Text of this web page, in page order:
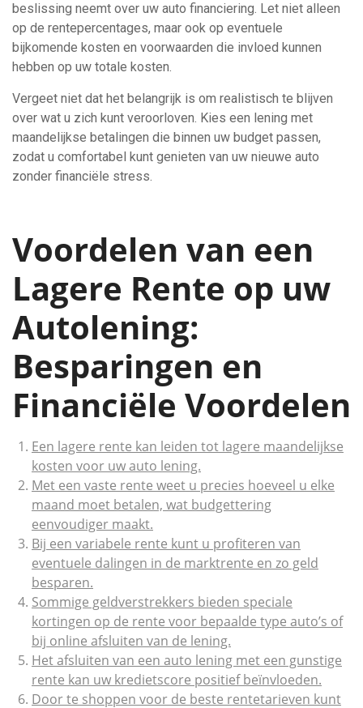
beslissing neemt over uw auto financiering. Let niet alleen
op de rentepercentages, maar ook op eventuele
bijkomende kosten en voorwaarden die invloed kunnen
hebben op uw totale kosten.
Vergeet niet dat het belangrijk is om realistisch te blijven
over wat u zich kunt veroorloven. Kies een lening met
maandelijkse betalingen die binnen uw budget passen,
zodat u comfortabel kunt genieten van uw nieuwe auto
zonder financiële stress.
Voordelen van een
Lagere Rente op uw
Autolening:
Besparingen en
Financiële Voordelen
Een lagere rente kan leiden tot lagere maandelijkse
kosten voor uw auto lening.
Met een vaste rente weet u precies hoeveel u elke
maand moet betalen, wat budgettering
eenvoudiger maakt.
Bij een variabele rente kunt u profiteren van
eventuele dalingen in de marktrente en zo geld
besparen.
Sommige geldverstrekkers bieden speciale
kortingen op de rente voor bepaalde type auto’s of
bij online afsluiten van de lening.
Het afsluiten van een auto lening met een gunstige
rente kan uw kredietscore positief beïnvloeden.
Door te shoppen voor de beste rentetarieven kunt